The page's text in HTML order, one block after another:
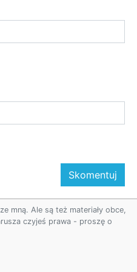
mną. Ale są też materiały obce,
czyjeś prawa - proszę o